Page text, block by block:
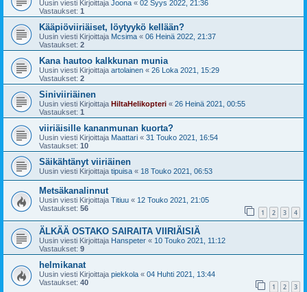
Uusin viesti Kirjoittaja Joona « 02 Syys 2022, 21:36
Vastaukset: 1
Kääpiöviiriäiset, löytyykö kellään?
Uusin viesti Kirjoittaja Mcsima « 06 Heinä 2022, 21:37
Vastaukset: 2
Kana hautoo kalkkunan munia
Uusin viesti Kirjoittaja artolainen « 26 Loka 2021, 15:29
Vastaukset: 2
Siniviiriäinen
Uusin viesti Kirjoittaja HiltaHelikopteri « 26 Heinä 2021, 00:55
Vastaukset: 1
viiriäisille kananmunan kuorta?
Uusin viesti Kirjoittaja Maattari « 31 Touko 2021, 16:54
Vastaukset: 10
Säikähtänyt viiriäinen
Uusin viesti Kirjoittaja tipuisa « 18 Touko 2021, 06:53
Metsäkanalinnut
Uusin viesti Kirjoittaja Titiuu « 12 Touko 2021, 21:05
Vastaukset: 56 1 2 3 4
ÄLKÄÄ OSTAKO SAIRAITA VIIRIÄISIÄ
Uusin viesti Kirjoittaja Hanspeter « 10 Touko 2021, 11:12
Vastaukset: 9
helmikanat
Uusin viesti Kirjoittaja piekkola « 04 Huhti 2021, 13:44
Vastaukset: 40 1 2 3